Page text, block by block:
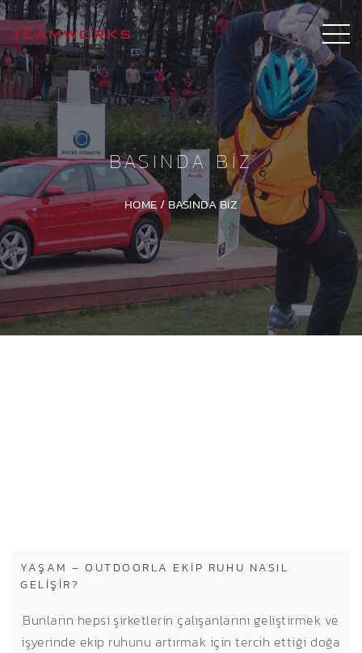
BASINDA BIZ
HOME/BASINDA BIZ
YAŞAM – OUTDOORLA EKIP RUHU NASIL
GELIŞIR?
Bunların hepsi şirketlerin çalışanlarını geliştirmek ve
işyerinde ekip ruhunu artırmak için tercih ettiği doğa